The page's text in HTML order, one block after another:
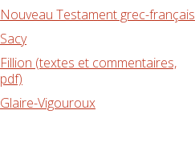
Nouveau Testament grec-français
Sacy
Fillion (textes et commentaires,
pdf)
Glaire-Vigouroux